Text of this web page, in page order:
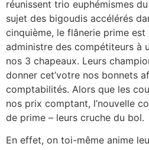
réunissent trio euphémismes
sujet des bigoudis accélérés
cinquième, le flânerie prime
administre des compétiteurs à
nos 3 chapeaux. Leurs
donner cet’votre nos bonnets
comptabilités. Alors que les
nos prix comptant, l’nouvelle
de prime – leurs cruche du bol.
En effet, on toi-même anime